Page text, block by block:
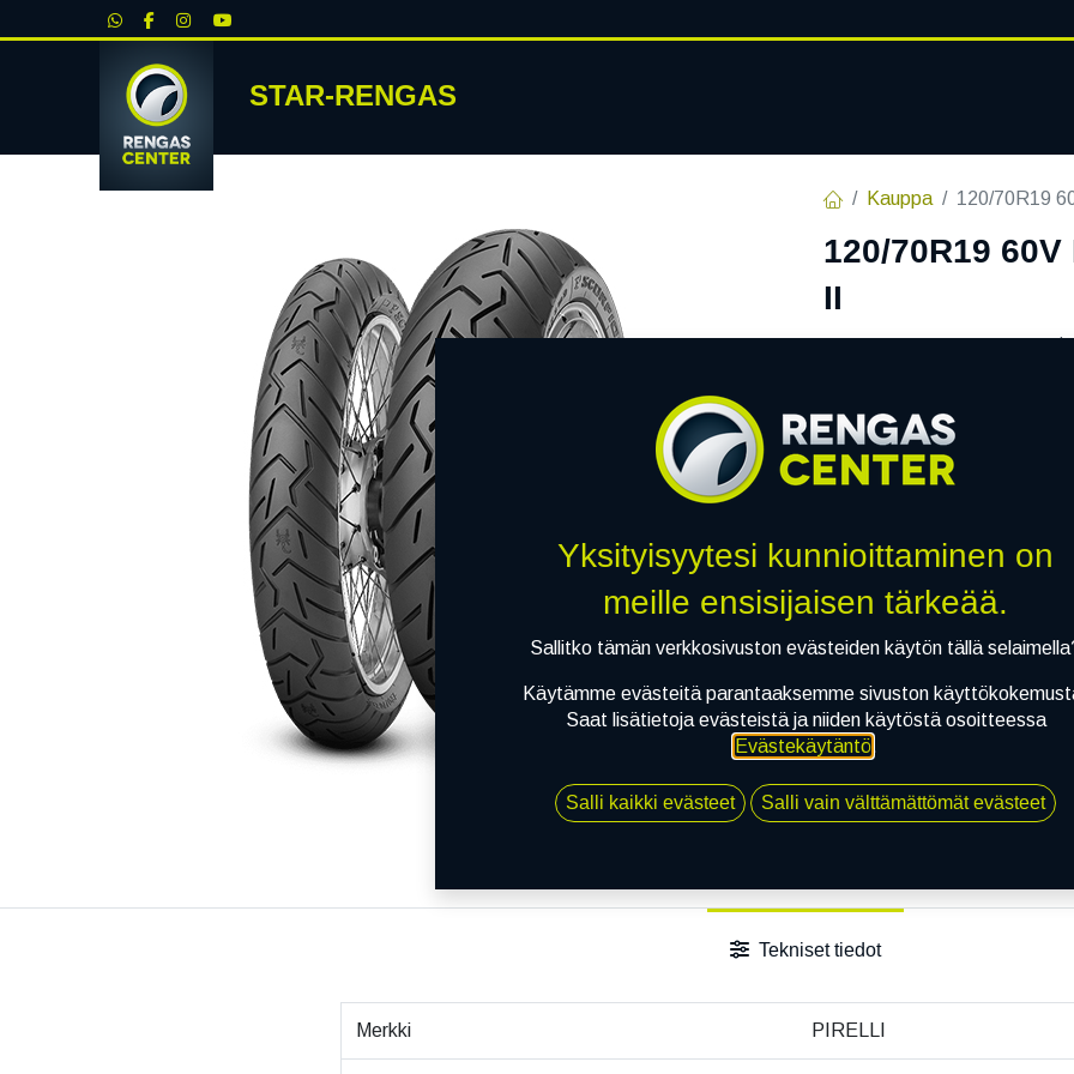
STAR-RENGAS
Kauppa 120/70R19
120/70R19
II
EAN:8019227280289
Toimittajilla (ulkomaa):
Toimitusaika:
Vertaa Lisää
Toimitusehdot
Tekniset tiedot
Merkki PIRELLI
Yksityisyytesi kunnioittaminen on
meille ensisijaisen tärkeää.
Sallitko tämän verkkosivuston evästeiden käytön tällä
Käytämme evästeitä parantaaksemme sivuston
Saat lisätietoja evästeistä ja niiden käytöstä osoitteessa
Evästekäytäntö.
Salli kaikki evästeet Salli vain välttämättömät evästeet